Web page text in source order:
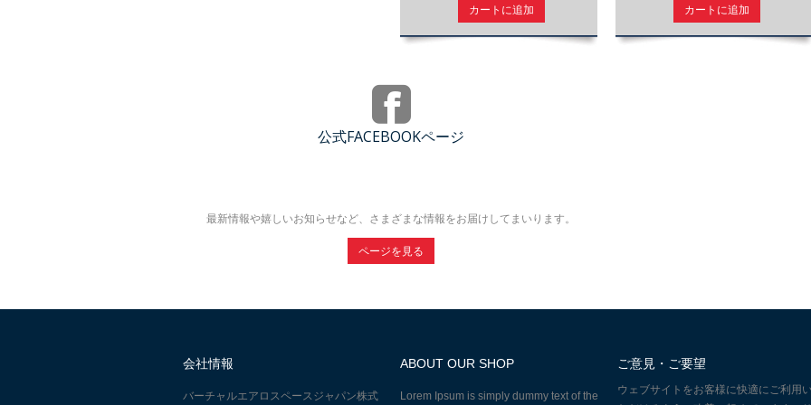
カートに追加 カートに追加
公式FACEBOOKページ
最新情報や嬉しいお知らせなど、さまざまな情報をお届けしてまいります。
ページを見る
会社情報
バーチャルエアロスペースジャパン株式
ABOUT OUR SHOP
Lorem Ipsum is simply dummy text of the
ご意見・ご要望
ウェブサイトをお客様に快適にご利用